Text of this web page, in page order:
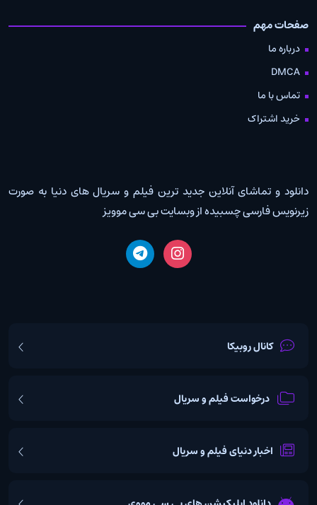
صفحات مهم
درباره ما
DMCA
تماس با ما
خرید اشتراک
دانلود و تماشای آنلاین جدید ترین فیلم و سریال های دنیا به صورت
زیرنویس فارسی چسبیده از وبسایت بی سی موویز
کانال روبیکا
درخواست فیلم و سریال
اخبار دنیای فیلم و سریال